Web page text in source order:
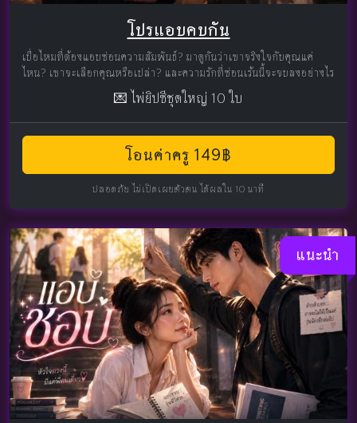
โปรแอบคบกัน
เบื่อไหมที่ต้องแอบซ่อนความสัมพันธ์? มาดูกันว่าเขาจริงใจกับคุณแค่
ไหน? เขาจะเลือกคุณหรือเปล่า? และความรักที่ซ่อนเร้นนี้จะจบลงอย่างไร
💌 ไพ่ยิปซีชุดใหญ่ 10 ใบ
โอนค่าครู 149฿
ปลอดภัย ไม่เปิดเผยตัวตน ได้ผลใน 10 นาที
แนะนำ